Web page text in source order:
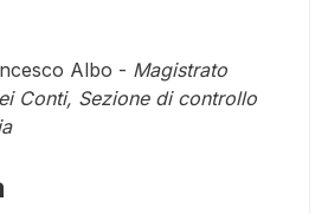
Albo - Magistrato
Conti, Sezione di controllo